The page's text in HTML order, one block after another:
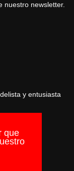
que
nuestro newsletter.
y entusiasta